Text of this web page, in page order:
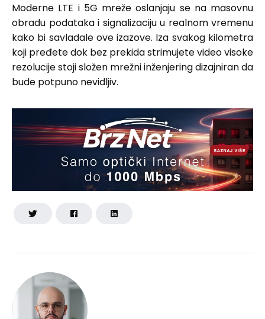
Moderne LTE i 5G mreže oslanjaju se na masovnu
obradu podataka i signalizaciju u realnom vremenu
kako bi savladale ove izazove. Iza svakog kilometra
koji pređete dok bez prekida strimujete video visoke
rezolucije stoji složen mrežni inženjering dizajniran da
bude potpuno nevidljiv.